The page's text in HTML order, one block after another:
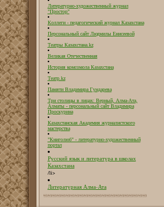
Литературно-художественный журнал
"Простор"
Коллеги - педагогический журнал Казахстана
Персональный сайт Людмилы Енисеевой
Театры Казахстана.kz
Великая Отечественная
История комсомола Казахстана
Театр.kz
Памяти Владимира Гундарева
Три столицы в лицах: Верный, Алма-Ата,
Алматы - персональный сайт Владимира
Проскурина
Казахстанская Академия журналистского
мастерства
"Книголюб" - литературно-художественный
портал
Русский язык и литература в школах
Казахстана
/li>
Литературная Алма-Ата